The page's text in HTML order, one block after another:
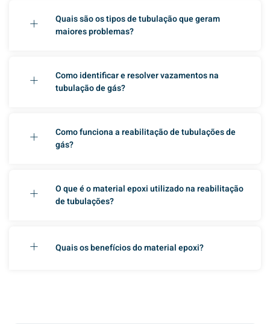
Quais são os tipos de tubulação que geram
maiores problemas?
Como identificar e resolver vazamentos na
tubulação de gás?
Como funciona a reabilitação de tubulações de
gás?
O que é o material epoxi utilizado na reabilitação
de tubulações?
Quais os benefícios do material epoxi?